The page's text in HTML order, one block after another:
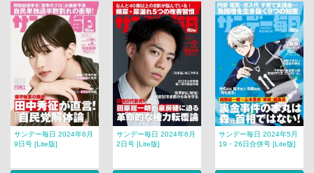
サンデー毎日 2024年6月
9日号 [Lite版]
サンデー毎日 2024年6月
2日号 [Lite版]
サンデー毎日 2024年5月
19・26日合併号 [Lite版]